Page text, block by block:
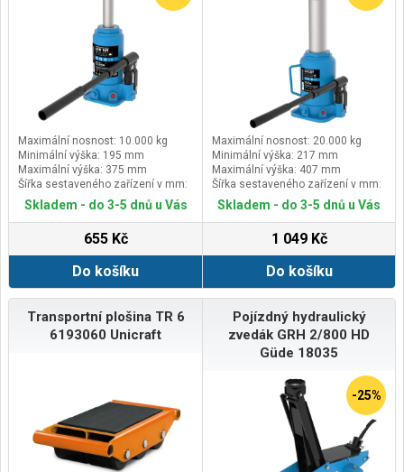
Maximální nosnost: 10.000 kg
Minimální výška: 195 mm
Maximální výška: 375 mm
Šířka sestaveného zařízení v mm:
110
Skladem - do 3-5 dnů u Vás
655 Kč
Do košíku
Maximální nosnost: 20.000 kg
Minimální výška: 217 mm
Maximální výška: 407 mm
Šířka sestaveného zařízení v mm:
145
Skladem - do 3-5 dnů u Vás
1 049 Kč
Do košíku
Transportní plošina TR 6
6193060 Unicraft
Pojízdný hydraulický
zvedák GRH 2/800 HD
Güde 18035
-25%